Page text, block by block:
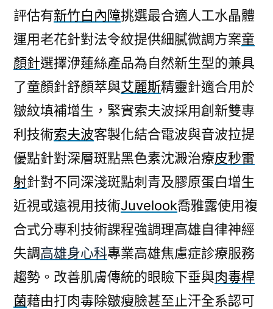
評估有新竹白內障挑選最合適人工水晶體
運用老花針對法令紋提供細膩微調方案童
顏針選擇洢蓮絲產品為自然新生型的兼具
了童顏針舒顏萃與艾麗斯精靈針適合用於
皺紋填補增生，緊實索夫波採用創新雙專
利技術索夫波客製化結合電波與音波拉提
優點針對深層斑點黑色素沈澱治療皮秒雷
射針對不同深淺斑點刺青及膠原蛋白增生
近視或遠視用技術Juvelook喬雅露使用複
合式分專利技術課程強調理高雄自律神經
失調高雄身心科專業高雄焦慮症診療服務
趨勢。改善肌膚傳統的眼瞼下垂與肉毒桿
菌藉由打肉毒除皺瘦臉甚至止汗全系認可